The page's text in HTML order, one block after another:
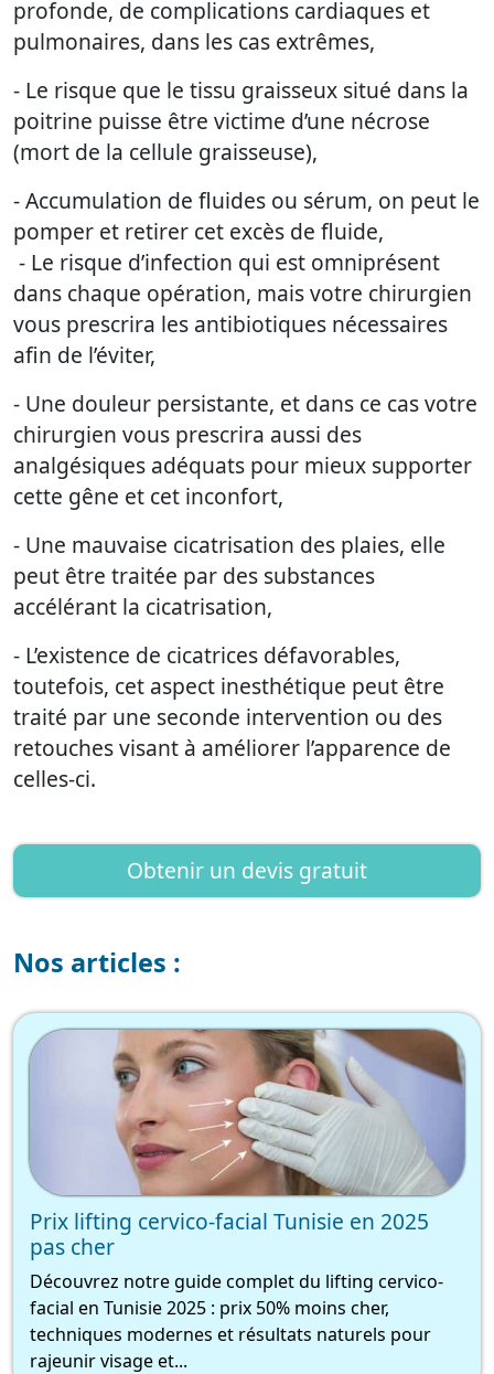
profonde, de complications cardiaques et
pulmonaires, dans les cas extrêmes,
- Le risque que le tissu graisseux situé dans la
poitrine puisse être victime d’une nécrose
(mort de la cellule graisseuse),
- Accumulation de fluides ou sérum, on peut le
pomper et retirer cet excès de fluide,
- Le risque d’infection qui est omniprésent
dans chaque opération, mais votre chirurgien
vous prescrira les antibiotiques nécessaires
afin de l’éviter,
- Une douleur persistante, et dans ce cas votre
chirurgien vous prescrira aussi des
analgésiques adéquats pour mieux supporter
cette gêne et cet inconfort,
- Une mauvaise cicatrisation des plaies, elle
peut être traitée par des substances
accélérant la cicatrisation,
- L’existence de cicatrices défavorables,
toutefois, cet aspect inesthétique peut être
traité par une seconde intervention ou des
retouches visant à améliorer l’apparence de
celles-ci.
Obtenir un devis gratuit
Nos articles :
Prix lifting cervico-facial Tunisie en 2025
pas cher
Découvrez notre guide complet du lifting cervico-
facial en Tunisie 2025 : prix 50% moins cher,
techniques modernes et résultats naturels pour
rajeunir visage et...